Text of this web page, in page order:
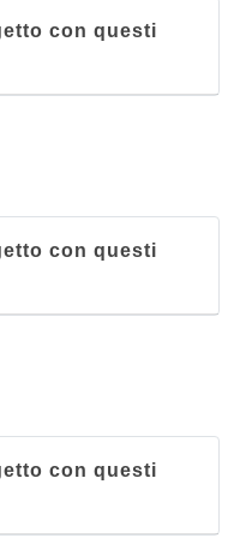
con questi
con questi
con questi